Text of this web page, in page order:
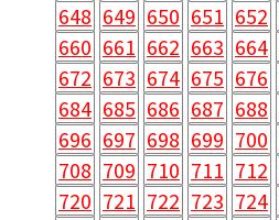
648 649 650 651 652
660 661 662 663 664
672 673 674 675 676
684 685 686 687 688
696 697 698 699 700
708 709 710 711 712
720 721 722 723 724